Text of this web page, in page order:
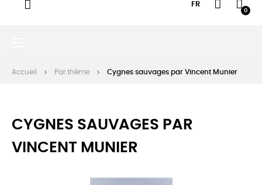
FR
0
Accueil Par thème Cygnes sauvages par Vincent Munier
CYGNES SAUVAGES PAR
VINCENT MUNIER